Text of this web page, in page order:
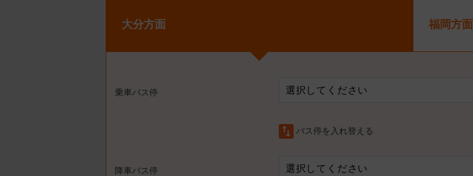
大分方面 福岡方面
乗車バス停 選択してください
swap_vert バス停を入れ替える
降車バス停 選択してください